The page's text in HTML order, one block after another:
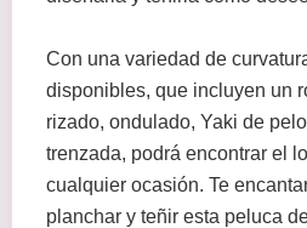
Con una variedad de
disponibles, que incluyen un
rizado, ondulado, Yaki de
trenzada, podrá encontrar el
cualquier ocasión. Te
planchar y teñir esta peluca